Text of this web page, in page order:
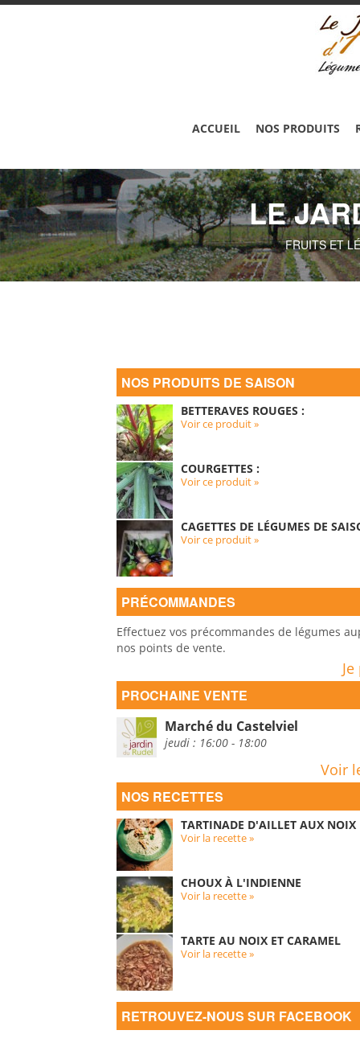
ACCUEIL NOS PRODUITS
LE
FRUITS ET
NOS PRODUITS DE SAISON
BETTERAVES ROUGES :
Voir ce produit »
COURGETTES :
Voir ce produit »
CAGETTES DE LÉGUMES DE
Voir ce produit »
PRÉCOMMANDES
Effectuez vos précommandes de légumes
nos points de vente.
PROCHAINE VENTE
Marché du Castelviel
jeudi : 16:00 - 18:00
Voir
NOS RECETTES
TARTINADE D'AILLET AUX NOIX
Voir la recette »
CHOUX À L'INDIENNE
Voir la recette »
TARTE AU NOIX ET CARAMEL
Voir la recette »
RETROUVEZ-NOUS SUR FACEBOOK